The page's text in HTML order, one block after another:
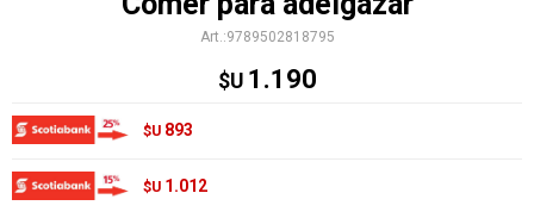
9789502818795
$U 1.190
$U 893
$U 1.012